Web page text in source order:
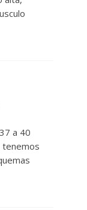
a 40
tenemos